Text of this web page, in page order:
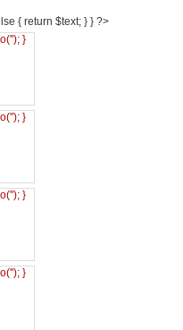
{ return $text; } } ?>
'); }
'); }
'); }
'); }